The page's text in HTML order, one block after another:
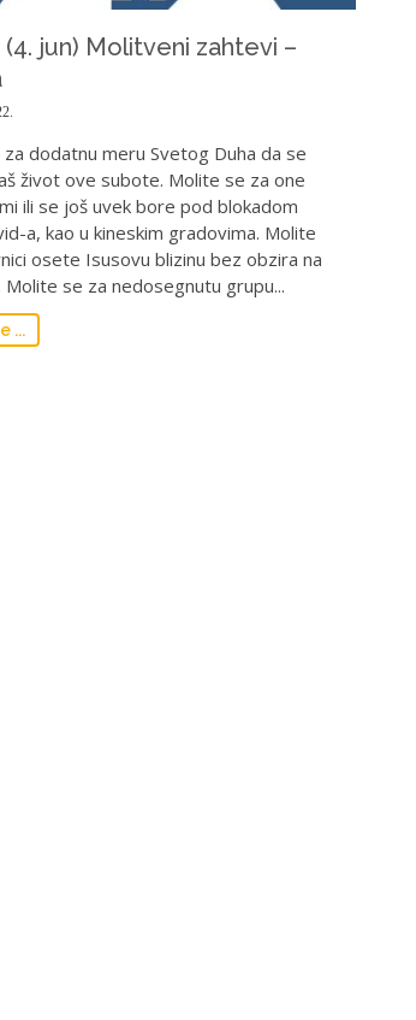
(4. jun) Molitveni zahtevi –
dodatnu meru Svetog Duha da se
život ove subote. Molite se za one
ili se još uvek bore pod blokadom
a, kao u kineskim gradovima. Molite
osete Isusovu blizinu bez obzira na
Molite se za nedosegnutu grupu...
...